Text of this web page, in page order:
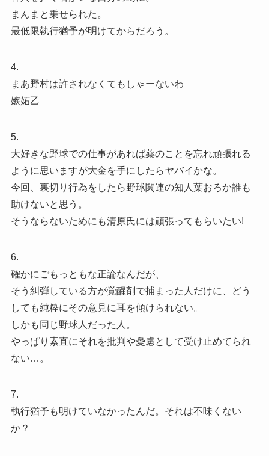
まんまと乗せられた。
最低限執行猶予が明けてからだろう。
4.
まあ野村は許されなくてもしゃーないわ
嫉妬乙
5.
大好きな野球での仕事があれば薬のことを忘れ頑張れる
ように思いますが大金を手にしたらヤバイかな。
今回、裏切り行為をしたら野球関連の知人葉おろか誰も
助けないと思う。
そうならないためにも清原氏には頑張ってもらいたい!
6.
確かにごもっともな正論なんだが、
そう糾弾している方が覚醒剤で捕まった人だけに、どう
しても純粋にその意見に耳を傾けられない。
しかも同じ野球人だった人。
やっぱり素直にそれを批判や憂慮として受け止めてられ
ない…。
7.
執行猶予も明けていなかったんだ。それは不味くない
か？